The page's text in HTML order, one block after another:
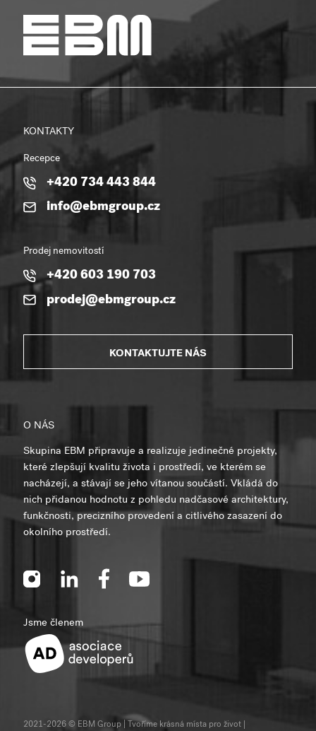
KONTAKTY
Recepce
+420 734 443 844
info@ebmgroup.cz
Prodej nemovitostí
+420 603 190 703
prodej@ebmgroup.cz
KONTAKTUJTE NÁS
O NÁS
Skupina EBM připravuje a realizuje jedinečné projekty,
které zlepšují kvalitu života i prostředí, ve kterém se
nacházejí, a stávají se jeho vítanou součástí. Vkládá do
nich přidanou hodnotu z pohledu nadčasové architektury,
funkčnosti, precizního provedení a citlivého zasazení do
okolního prostředí.
Jsme členem
2021-2026 © EBM Group | Tvoříme krásná místa pro život